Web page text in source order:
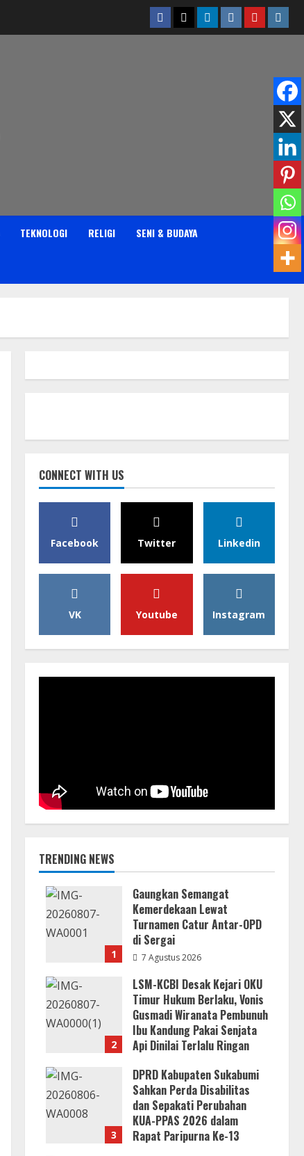
Facebook
TwitterLinkedin
VK Youtube
TEKNOLOGI RELIGI SENI & BUDAYA
CONNECT WITH US
Facebook Twitter Linkedin
VK Youtube Instagram
TRENDING NEWS
1
Gaungkan Semangat
Kemerdekaan Lewat
Turnamen Catur Antar-OPD
di Sergai
7 Agustus 2026
2
LSM-KCBI Desak Kejari OKU
Timur Hukum Berlaku, Vonis
Gusmadi Wiranata Pembunuh
Ibu Kandung Pakai Senjata
Api Dinilai Terlalu Ringan
3
DPRD Kabupaten Sukabumi
Sahkan Perda Disabilitas
dan Sepakati Perubahan
KUA-PPAS 2026 dalam
Rapat Paripurna Ke-13